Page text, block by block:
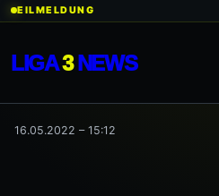
Zum
springen
EILMELDUNG
LIGA3NEWS
16.05.2022 – 15:12